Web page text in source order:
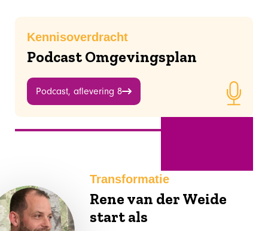
Kennisoverdracht
Podcast Omgevingsplan
Podcast, aflevering 8
Transformatie
Rene van der Weide
start als